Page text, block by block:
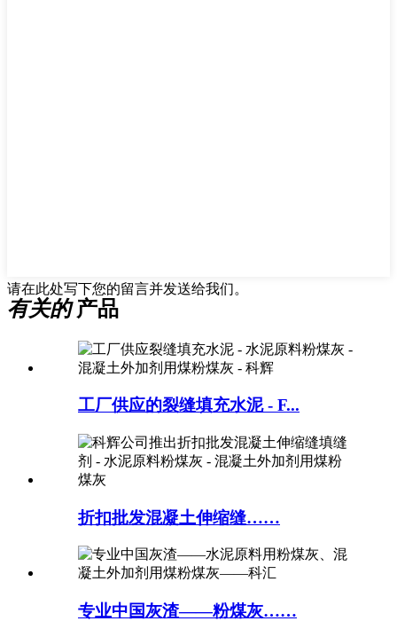
请在此处写下您的留言并发送给我们。
有关的产品
工厂供应的裂缝填充水泥 - F...
折扣批发混凝土伸缩缝……
专业中国灰渣——粉煤灰……